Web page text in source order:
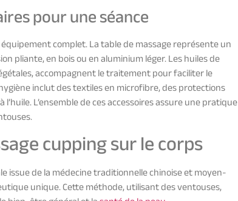
pour une séance
complet. La table de massage représente un
pliante, en bois ou en aluminium léger. Les huiles de
accompagnent le traitement pour faciliter le
inclut des textiles en microfibre, des protections
L’ensemble de ces accessoires assure une pratique
cupping sur le corps
issue de la médecine traditionnelle chinoise et moyen-
unique. Cette méthode, utilisant des ventouses,